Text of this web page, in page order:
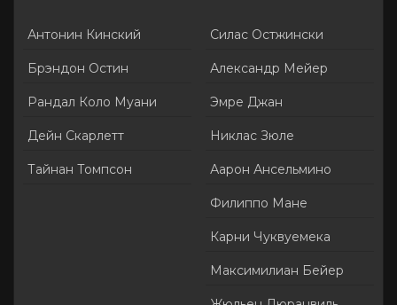
Антонин Кинский
Брэндон Остин
Рандал Коло Муани
Дейн Скарлетт
Тайнан Томпсон
Силас Остжински
Александр Мейер
Эмре Джан
Никлас Зюле
Аарон Ансельмино
Филиппо Мане
Карни Чуквуемека
Максимилиан Бейер